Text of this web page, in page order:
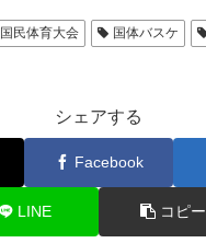
国民体育大会 国体バスケ
シェアする
Facebook
LINE コピー